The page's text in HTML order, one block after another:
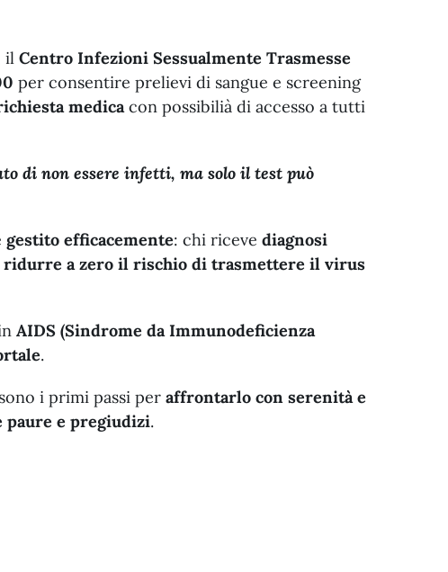
il Centro Infezioni Sessualmente Trasmesse
per consentire prelievi di sangue e screening
medicacon possibilià di accesso a tutti
di non essere infetti, ma solo il test può
gestito efficacemente: chi riceve diagnosi
ridurre a zero il rischio di trasmettere il virus
AIDS (Sindrome da Immunodeficienza
.
sono i primi passi per affrontarlo con serenità e
paure e pregiudizi.